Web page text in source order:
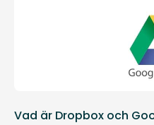
Vad är Dropbox och